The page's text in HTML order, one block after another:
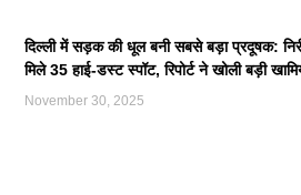
दिल्ली में सड़क की धूल बनी सबसे बड़ा प्रदूषक:
मिले 35 हाई-डस्ट स्पॉट, रिपोर्ट ने खोली बड़ी
November 30, 2025